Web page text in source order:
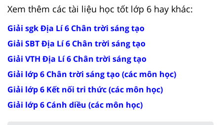
Xem thêm các tài liệu học tốt lớp 6 hay khác:
Giải sgk Địa Lí 6 Chân trời sáng tạo
Giải SBT Địa Lí 6 Chân trời sáng tạo
Giải VTH Địa Lí 6 Chân trời sáng tạo
Giải lớp 6 Chân trời sáng tạo (các môn học)
Giải lớp 6 Kết nối tri thức (các môn học)
Giải lớp 6 Cánh diều (các môn học)